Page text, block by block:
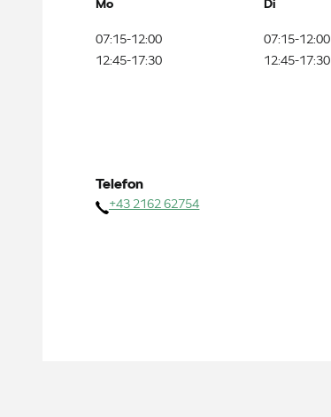
Mo
07:15-12:00
12:45-17:30
Di
07:15-12:00
12:45-17:30
Telefon
+43 2162 62754